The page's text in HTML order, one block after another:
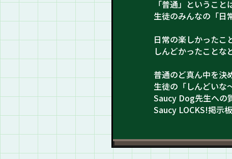
「普通」ということ
生徒のみんなの「日
日常の楽しかったこ
しんどかったことな
普通のど真ん中を決
生徒の「しんどいな
Saucy Dog先生への
Saucy LOCKS!掲示